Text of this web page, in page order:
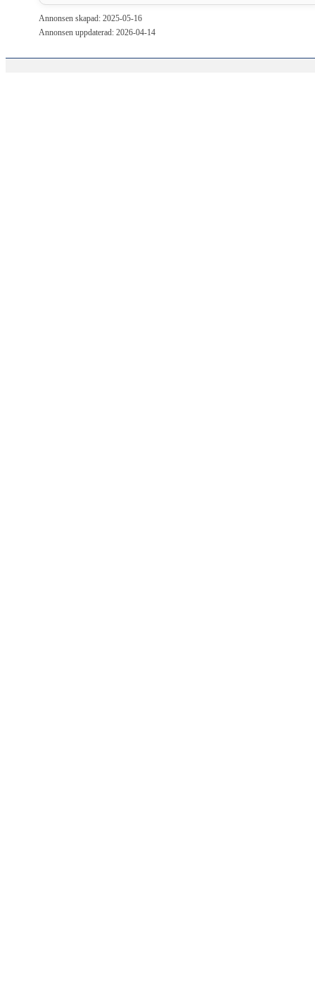
Annonsen skapad: 2025-05-16
Annonsen uppdaterad: 2026-04-14